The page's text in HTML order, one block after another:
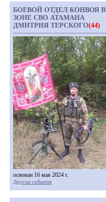
БОЕВОЙ ОТДЕЛ КОНВОЯ В
ЗОНЕ СВО АТАМАНА
ДМИТРИЯ ТЕРСКОГО(44)
основан 16 мая 2024 г.
Другие события